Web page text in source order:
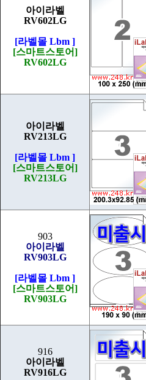
아이라벨
RV602LG
[라벨몰 Lbm ]
[스마트스토어]
RV602LG
아이라벨
RV213LG
[라벨몰 Lbm ]
[스마트스토어]
RV213LG
903
아이라벨
RV903LG
[라벨몰 Lbm ]
[스마트스토어]
RV903LG
916
아이라벨
RV916LG